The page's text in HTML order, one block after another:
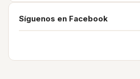
Síguenos en Facebook